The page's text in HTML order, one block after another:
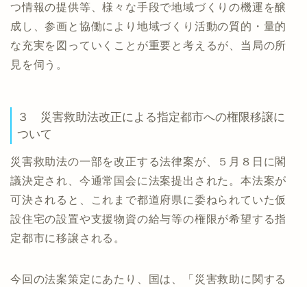
つ情報の提供等、様々な手段で地域づくりの機運を醸
成し、参画と協働により地域づくり活動の質的・量的
な充実を図っていくことが重要と考えるが、当局の所
見を伺う。
３ 災害救助法改正による指定都市への権限移譲に
ついて
災害救助法の一部を改正する法律案が、５月８日に閣
議決定され、今通常国会に法案提出された。本法案が
可決されると、これまで都道府県に委ねられていた仮
設住宅の設置や支援物資の給与等の権限が希望する指
定都市に移譲される。
今回の法案策定にあたり、国は、「災害救助に関する